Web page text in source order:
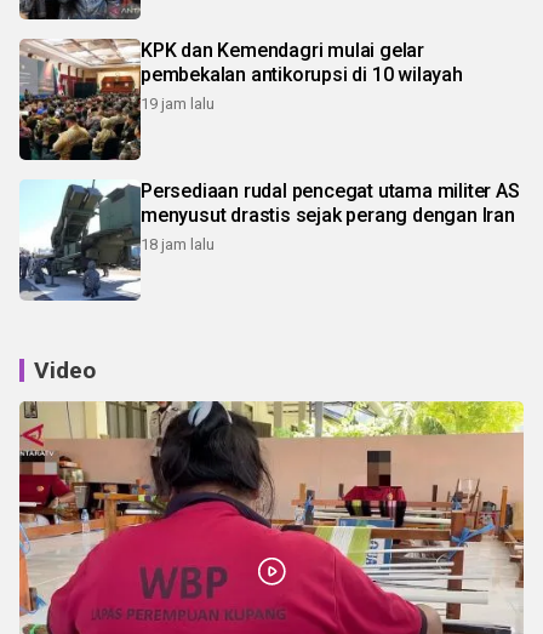
KPK dan Kemendagri mulai gelar
pembekalan antikorupsi di 10 wilayah
19 jam lalu
Persediaan rudal pencegat utama militer AS
menyusut drastis sejak perang dengan Iran
18 jam lalu
Video